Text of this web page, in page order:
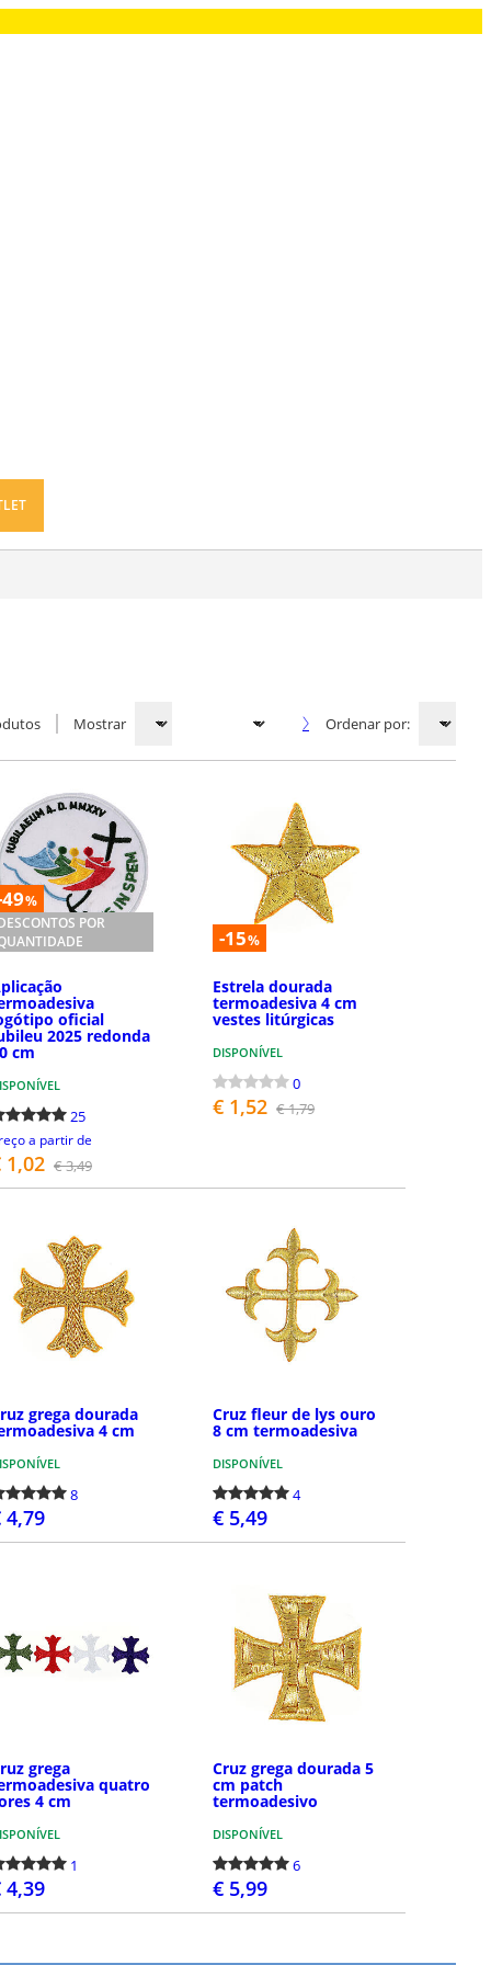
Mostrar Ordenar por:
%
POR
oficial
2025 redonda
cm
25
a partir de
1,02 € 3,49
-15%
Estrela dourada
termoadesiva 4 cm
vestes litúrgicas
DISPONÍVEL
0
€ 1,52 € 1,79
grega dourada
4 cm
8
4,79
Cruz fleur de lys ouro
8 cm termoadesiva
DISPONÍVEL
4
€ 5,49
grega
quatro
4 cm
1
4,39
Cruz grega dourada 5
cm patch
termoadesivo
DISPONÍVEL
6
€ 5,99